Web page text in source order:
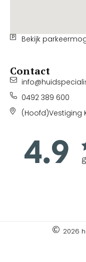
Bekijk
Contact
0492 389 600
(Hoofd)Vestiging
2026